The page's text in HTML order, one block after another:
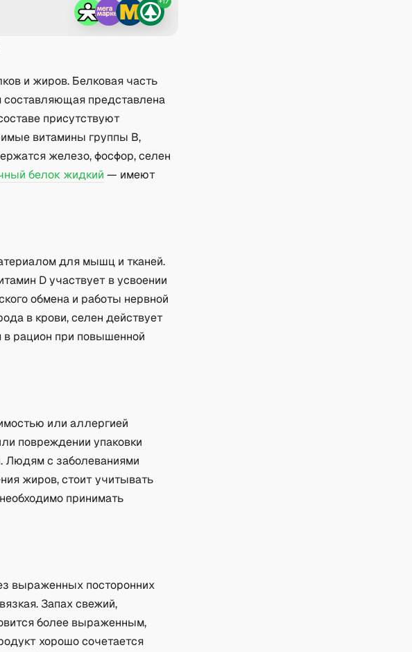
+17
и жиров. Белковая часть
представлена
присутствуют
витамины группы B,
железо, фосфор, селен
белок жидкий — имеют
для мышц и тканей.
D участвует в усвоении
обмена и работы нервной
в крови, селен действует
в рацион при повышенной
или аллергией
повреждении упаковки
Людям с заболеваниями
жиров, стоит учитывать
принимать
выраженных посторонних
Запах свежий,
более выраженным,
хорошо сочетается